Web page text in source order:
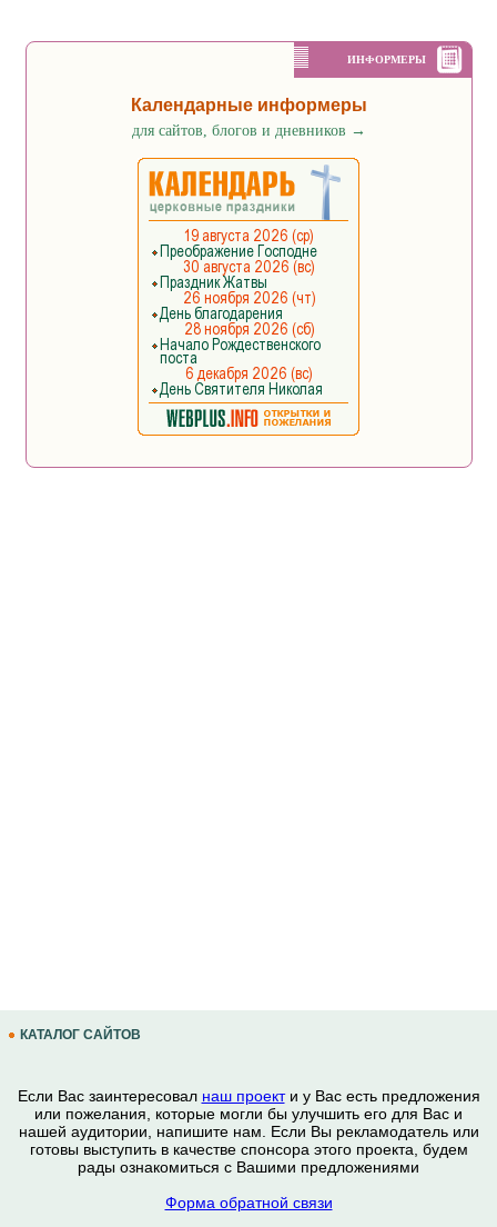
ИНФОРМЕРЫ
Календарные информеры
для сайтов, блогов и дневников →
КАТАЛОГ САЙТОВ
Если Вас заинтересовал наш проекти у Вас есть предложения
или пожелания, которые могли бы улучшить его для Вас и
нашей аудитории, напишите нам. Если Вы рекламодатель или
готовы выступить в качестве спонсора этого проекта, будем
рады ознакомиться с Вашими предложениями
Форма обратной связи